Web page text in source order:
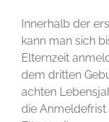
Innerhalb der
kann man sich
Elternzeit
dem dritten
achten
die Anmeldefrist